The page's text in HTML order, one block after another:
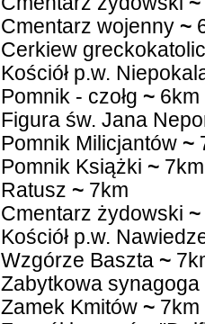
Cmentarz wojenny ~
Cerkiew
Kościół p.w.
Pomnik - czołg ~6km
Figura św. Jana
Pomnik Milicjantów ~
Pomnik Książki ~7km
Ratusz ~7km
Cmentarz żydowski ~
Kościół p.w.
Wzgórze Baszta ~
Zabytkowa synagoga
Zamek Kmitów ~7km